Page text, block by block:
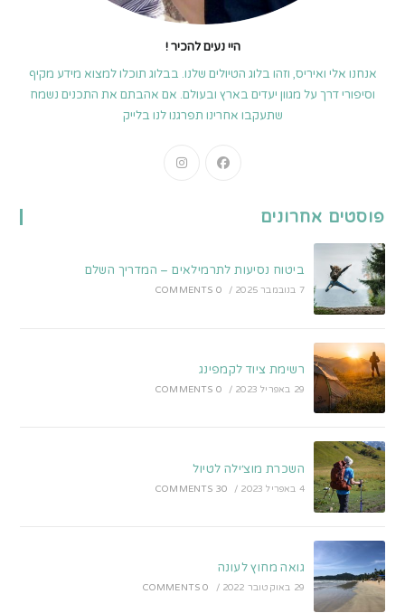
היי נעים להכיר !
אנחנו אלי ואיריס, וזהו בלוג הטיולים שלנו. בבלוג תוכלו למצוא מידע מקיף
וסיפורי דרך על מגוון יעדים בארץ ובעולם. אם אהבתם את התכנים נשמח
שתעקבו אחרינו תפרגנו לנו בלייק
Opens
פוסטים אחרונים
ביטוח נסיעות לתרמילאים – המדריך השלם
7 בנובמבר 2025 /
0 COMMENTS
רשימת ציוד לקמפינג
29 באפריל 2023 /
0 COMMENTS
השכרת מוצ׳ילה לטיול
4 באפריל 2023 /
30 COMMENTS
גואה מחוץ לעונה
29 באוקטובר 2022 /
0 COMMENTS